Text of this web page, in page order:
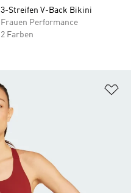
3-Streifen V-Back Bikini
Frauen Performance
2 Farben